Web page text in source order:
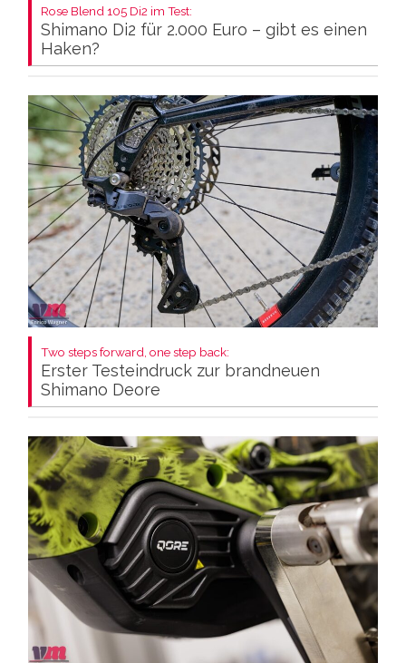
Rose Blend 105 Di2 im Test:
Shimano Di2 für 2.000 Euro – gibt es einen
Haken?
Two steps forward, one step back:
Erster Testeindruck zur brandneuen
Shimano Deore